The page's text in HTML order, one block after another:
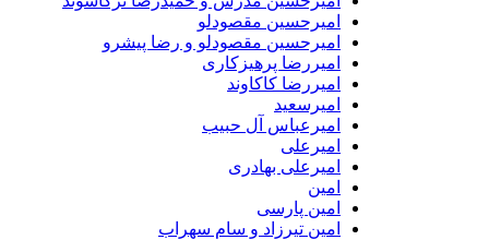
امیرحسین مقصودلو
امیرحسین مقصودلو و رضا پیشرو
امیررضا پرهیزکاری
امیررضا کاکاوند
امیرسعید
امیرعباس آل حبیب
امیرعلی
امیرعلی بهادری
امین
امین پارسی
امین تیرزاد و سام سهراب